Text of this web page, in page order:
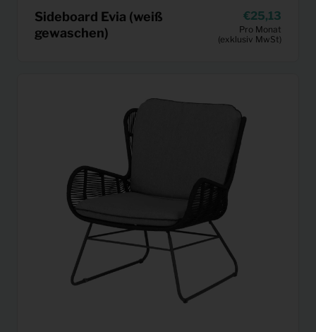
Sideboard Evia (weiß
gewaschen)
25,13
Pro Monat
(exklusiv MwSt)